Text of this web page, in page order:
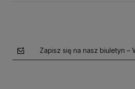
Zapisz się na nasz biuletyn –